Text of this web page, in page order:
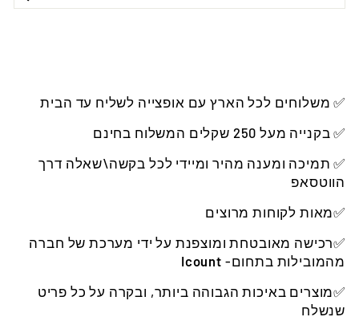
✅ משלוחים לכל הארץ עם אופצייה לשליח עד הבית
✅ בקנייה מעל 250 שקלים המשלוח בחינם
✅ תמיכה ומענה מהיר ומיידי לכל בקשה\שאלה דרך
הווטסאפ
✅מאות לקוחות מרוצים
✅רכישה מאובטחת ומוצפנת על ידי מערכת של חברה
מהמובילות בתחום- Icount
✅מוצרים באיכות הגבוהה ביותר, ובקרה על כל פריט
שנשלח